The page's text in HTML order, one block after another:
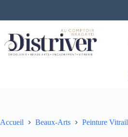
contenu
Accueil Beaux-Arts Peinture Vitrail